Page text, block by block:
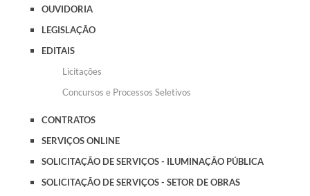
OUVIDORIA
LEGISLAÇÃO
EDITAIS
Licitações
Concursos e Processos Seletivos
CONTRATOS
SERVIÇOS ONLINE
SOLICITAÇÃO DE SERVIÇOS - ILUMINAÇÃO PÚBLICA
SOLICITAÇÃO DE SERVIÇOS - SETOR DE OBRAS